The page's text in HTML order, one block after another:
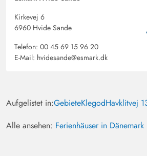
Kirkevej 6
6960 Hvide Sande
Telefon: 00 45 69 15 96 20
E-Mail: hvidesande@esmark.dk
Aufgelistet in:GebieteKlegodHavklitvej
Alle ansehen: Ferienhäuser in Dänemark